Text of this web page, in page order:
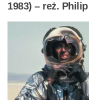
1983) – reż.